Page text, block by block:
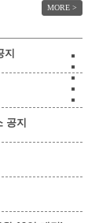
공지
MORE >